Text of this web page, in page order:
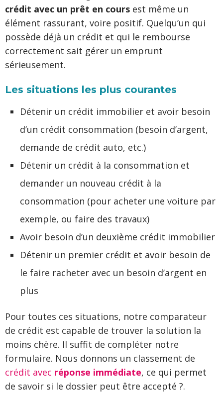
crédit avec un prêt en cours est même un
élément rassurant, voire positif. Quelqu’un qui
possède déjà un crédit et qui le rembourse
correctement sait gérer un emprunt
sérieusement.
Les situations les plus courantes
Détenir un crédit immobilier et avoir besoin
d’un crédit consommation (besoin d’argent,
demande de crédit auto, etc.)
Détenir un crédit à la consommation et
demander un nouveau crédit à la
consommation (pour acheter une voiture par
exemple, ou faire des travaux)
Avoir besoin d’un deuxième crédit immobilier
Détenir un premier crédit et avoir besoin de
le faire racheter avec un besoin d’argent en
plus
Pour toutes ces situations, notre comparateur
de crédit est capable de trouver la solution la
moins chère. Il suffit de compléter notre
formulaire. Nous donnons un classement de
crédit avec réponse immédiate, ce qui permet
de savoir si le dossier peut être accepté ?.